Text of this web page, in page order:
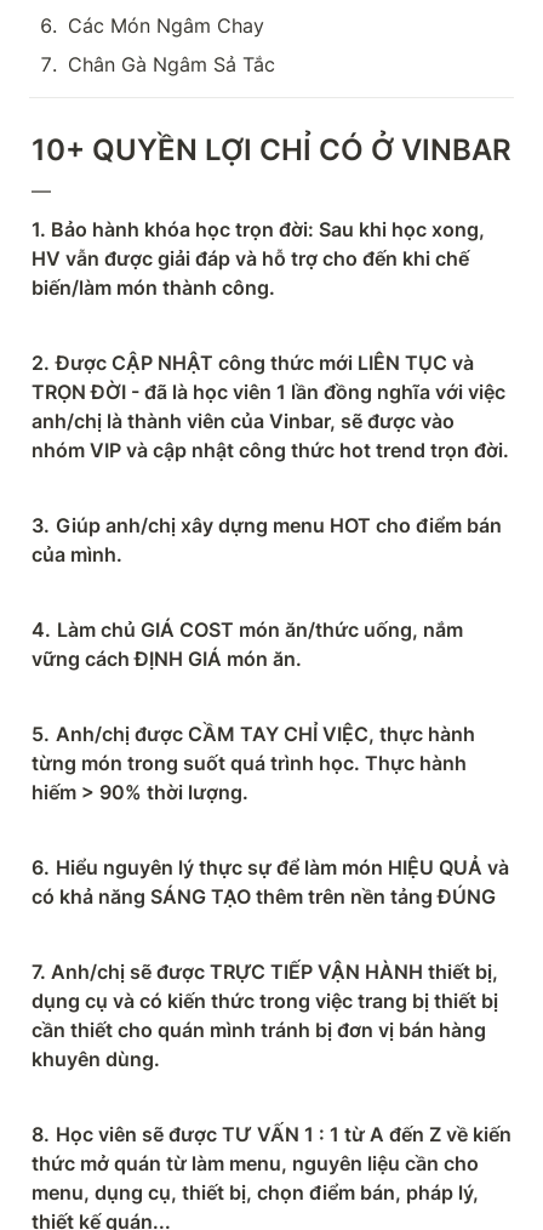
Các Món Ngâm Chay
Chân Gà Ngâm Sả Tắc
10+ QUYỀN LỢI CHỈ CÓ Ở VINBAR
—
1. Bảo hành khóa học trọn đời: Sau khi học xong,
HV vẫn được giải đáp và hỗ trợ cho đến khi chế
biến/làm món thành công.
2. Được CẬP NHẬT công thức mới LIÊN TỤC và
TRỌN ĐỜI - đã là học viên 1 lần đồng nghĩa với việc
anh/chị là thành viên của Vinbar, sẽ được vào
nhóm VIP và cập nhật công thức hot trend trọn đời.
3. Giúp anh/chị xây dựng menu HOT cho điểm bán
của mình.
4. Làm chủ GIÁ COST món ăn/thức uống, nắm
vững cách ĐỊNH GIÁ món ăn.
5. Anh/chị được CẦM TAY CHỈ VIỆC, thực hành
từng món trong suốt quá trình học. Thực hành
hiếm > 90% thời lượng.
6. Hiểu nguyên lý thực sự để làm món HIỆU QUẢ và
có khả năng SÁNG TẠO thêm trên nền tảng ĐÚNG
7. Anh/chị sẽ được TRỰC TIẾP VẬN HÀNH thiết bị,
dụng cụ và có kiến thức trong việc trang bị thiết bị
cần thiết cho quán mình tránh bị đơn vị bán hàng
khuyên dùng.
8. Học viên sẽ được TƯ VẤN 1 : 1 từ A đến Z về kiến
thức mở quán từ làm menu, nguyên liệu cần cho
menu, dụng cụ, thiết bị, chọn điểm bán, pháp lý,
thiết kế quán...